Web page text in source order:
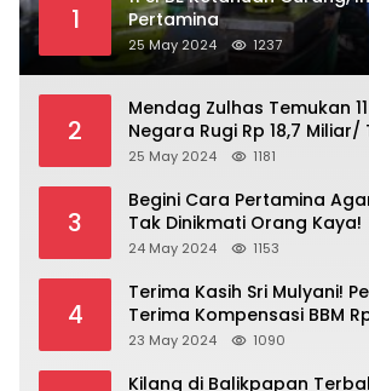
1
Pertamina
25 May 2024 1237
2
Mendag Zulhas Temukan
Negara Rugi Rp 18,7 Miliar/
25 May 2024 1181
3
Begini Cara Pertamina
Tak Dinikmati Orang Kaya!
24 May 2024 1153
4
Terima Kasih Sri Mulyani!
Terima Kompensasi BBM
23 May 2024 1090
Kilang di Balikpapan